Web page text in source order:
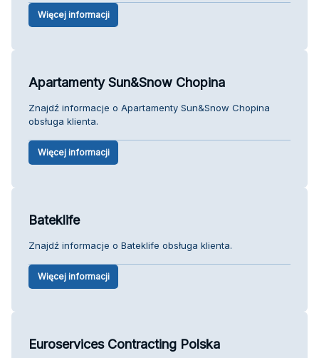
Więcej informacji
Apartamenty Sun&Snow Chopina
Znajdź informacje o Apartamenty Sun&Snow Chopina
obsługa klienta.
Więcej informacji
Bateklife
Znajdź informacje o Bateklife obsługa klienta.
Więcej informacji
Euroservices Contracting Polska